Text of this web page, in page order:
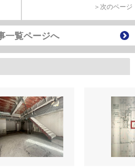
＞次のページ
一覧ページへ